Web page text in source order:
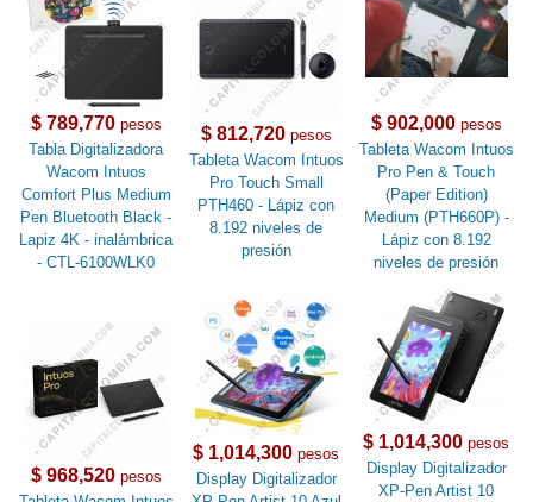
$ 789,770pesos
Tabla Digitalizadora
Wacom Intuos
Comfort Plus Medium
Pen Bluetooth Black -
Lapiz 4K - inalámbrica
- CTL-6100WLK0
$ 812,720pesos
Tableta Wacom Intuos
Pro Touch Small
PTH460 - Lápiz con
8.192 niveles de
presión
$ 902,000pesos
Tableta Wacom Intuos
Pro Pen & Touch
(Paper Edition)
Medium (PTH660P) -
Lápiz con 8.192
niveles de presión
$ 968,520pesos
$ 1,014,300 pesos
Display Digitalizador
$ 1,014,300 pesos
Display Digitalizador
XP-Pen Artist 10